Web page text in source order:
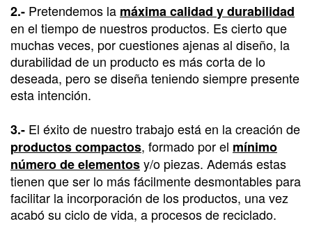
2.- Pretendemos la máxima calidad y durabilidad
en el tiempo de nuestros productos. Es cierto que
muchas veces, por cuestiones ajenas al diseño, la
durabilidad de un producto es más corta de lo
deseada, pero se diseña teniendo siempre presente
esta intención.
3.- El éxito de nuestro trabajo está en la creación de
productos compactos, formado por el mínimo
número de elementosy/o piezas. Además estas
tienen que ser lo más fácilmente desmontables para
facilitar la incorporación de los productos, una vez
acabó su ciclo de vida, a procesos de reciclado.